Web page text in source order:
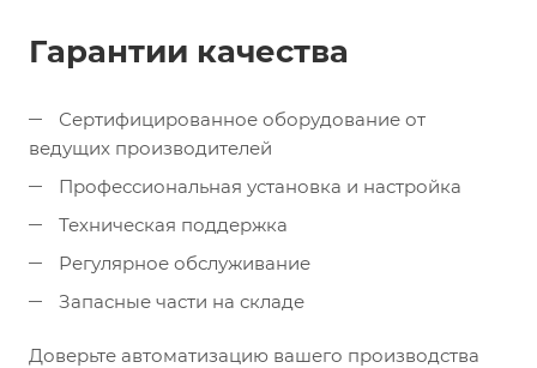
Гарантии качества
Сертифицированное оборудование от
ведущих производителей
Профессиональная установка и настройка
Техническая поддержка
Регулярное обслуживание
Запасные части на складе
Доверьте автоматизацию вашего производства